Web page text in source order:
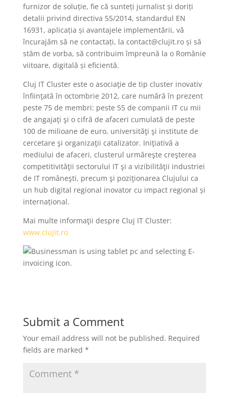
furnizor de soluție, fie că sunteți jurnalist și doriți
detalii privind directiva 55/2014, standardul EN
16931, aplicația și avantajele implementării, vă
încurajăm să ne contactați, la contact@clujit.ro și să
stăm de vorba, să contribuim împreună la o Românie
viitoare, digitală și eficientă.
Cluj IT Cluster este o asociaţie de tip cluster inovativ
înfiinţată în octombrie 2012, care numără în prezent
peste 75 de membri: peste 55 de companii IT cu mii
de angajaţi şi o cifră de afaceri cumulată de peste
100 de milioane de euro, universităţi şi institute de
cercetare şi organizaţii catalizator. Iniţiativă a
mediului de afaceri, clusterul urmăreşte creşterea
competitivităţii sectorului IT şi a vizibilităţii industriei
de IT româneşti, precum şi poziţionarea Clujului ca
un hub digital regional inovator cu impact regional și
internațional.
Mai multe informaţii despre Cluj IT Cluster:
www.clujit.ro
Submit a Comment
Your email address will not be published. Required
fields are marked *